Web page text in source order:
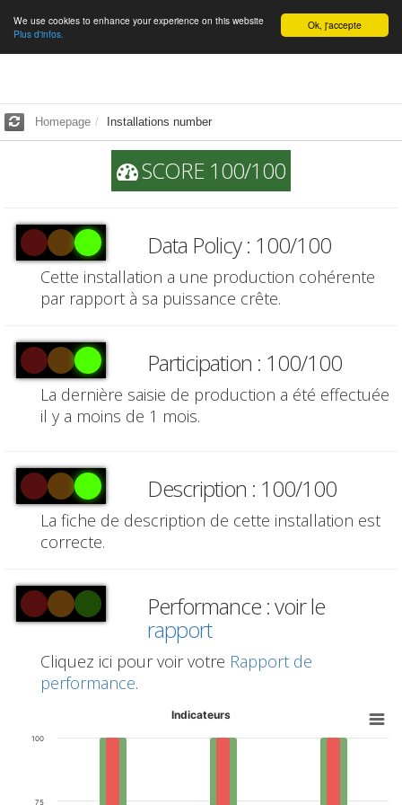
English Ok, j'accepte
We use cookies to enhance your experience on this website
Plus d'infos.
Homepage Installations number
SCORE 100/100
Data Policy : 100/100
Cette installation a une production cohérente
par rapport à sa puissance crête.
Participation : 100/100
La dernière saisie de production a été effectuée
il y a moins de 1 mois.
Description : 100/100
La fiche de description de cette installation est
correcte.
Performance : voir le
rapport
Cliquez ici pour voir votre Rapport de
performance.
Indicateurs
75
100